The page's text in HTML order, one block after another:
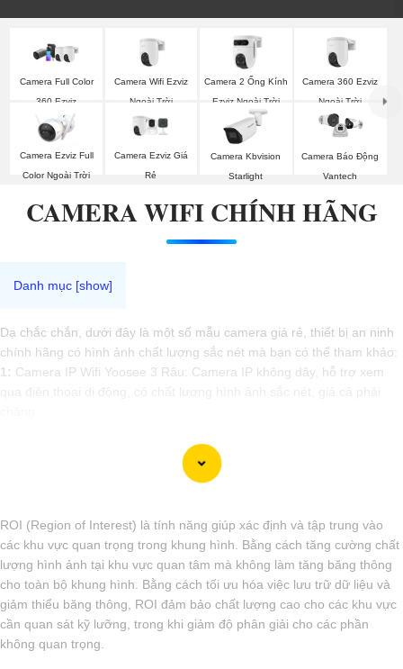
Camera Full Color
360 Ezviz
Camera Wifi Ezviz
Ngoài Trời
Camera 2 Ống Kính
Ezviz Ngoài Trời
Camera 360 Ezviz
Ngoài Trời
Camera Ezviz Full
Color Ngoài Trời
Camera Ezviz Giá
Rẻ
Camera Kbvision
Starlight
Camera Báo Động
Vantech
CAMERA WIFI CHÍNH HÃNG
Dạ chắc chắn, dưới đây là một số mẫu camera giá rẻ, thiết bị an ninh
chính hãng có hình ảnh chất lượng sắc nét mà bạn có thể tham khảo:
1: Camera IP Wifi Yoosee 3 Râu: Camera IP không dây, hỗ trợ xem
Full HD, hỗ trợ xoay 360 độ, phù hợp cho việc lắp đặt trong nhà hoặc
🔖4:Camera Dahua HAC-HDBW1200RP-Z: Camera dome chất lượng
2MP, hỗ trợ các tính năng như chống ngược sáng, chống nước.
Nhớ kiểm tra kỹ thông số kỹ thuật cũng như nguồn gốc xuất xứ của
sản phẩm trước khi mua nhé đểHoàn toàn tin cậylà sản phẩm chính
hãng và đáng tin cậy.
ROI (Region of Interest) là tính năng giúp xác định và tập trung vào
các khu vực quan trọng trong khung hình. Bằng cách tăng cường chất
lượng hình ảnh tại khu vực quan tâm mà không làm tăng băng thông
cho toàn bộ khung hình. Bằng cách tối ưu hóa việc lưu trữ dữ liệu và
giảm thiểu băng thông, ROI đảm bảo chất lượng cao cho các khu vực
cần quan sát kỹ lưỡng, trong khi giảm độ phân giải cho các phần
không quan trọng.